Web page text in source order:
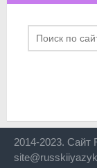
2014-2023. Сайт